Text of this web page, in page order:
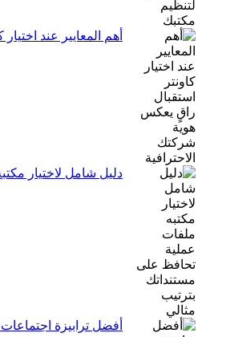
أهم المعايير عند
دليل شامل لاختيار
أفضل ترابيزة